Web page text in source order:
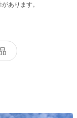
あります。